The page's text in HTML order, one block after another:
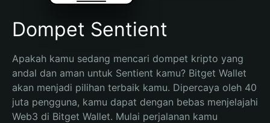
Dompet Sentient
Apakah kamu sedang mencari dompet kripto yang
andal dan aman untuk Sentient kamu? Bitget Wallet
akan menjadi pilihan terbaik kamu. Dipercaya oleh 40
juta pengguna, kamu dapat dengan bebas menjelajahi
Web3 di Bitget Wallet. Mulai perjalanan kamu